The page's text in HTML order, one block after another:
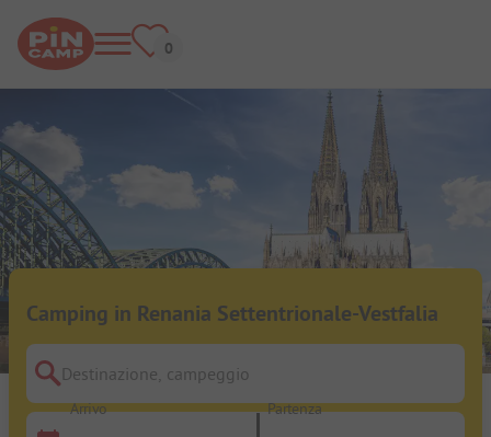
Camping in Renania Settentrionale-Vestfalia
Destinazione, campeggio
Arrivo Partenza